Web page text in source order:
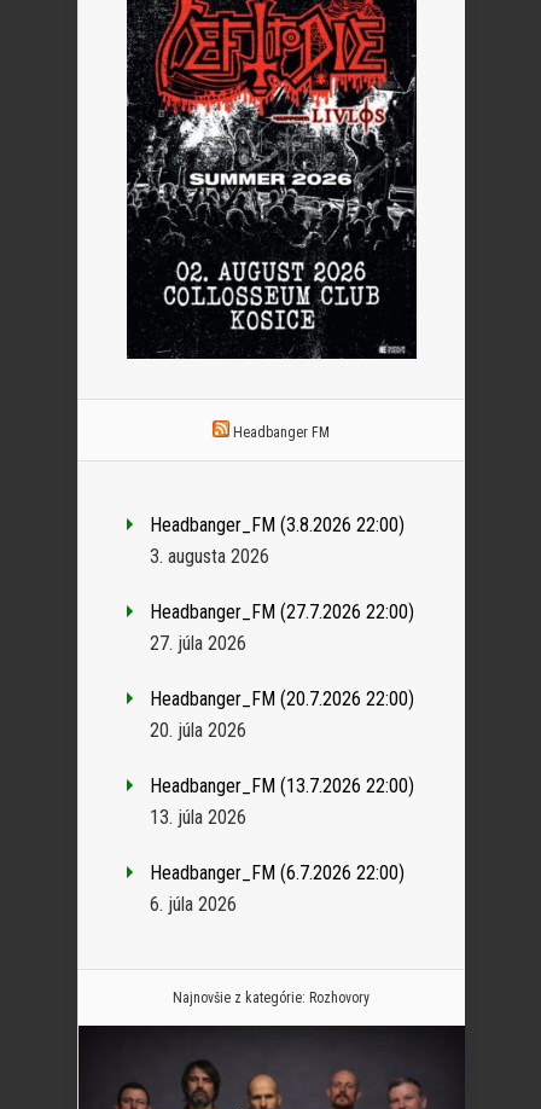
Headbanger FM
Headbanger_FM (3.8.2026 22:00)
3. augusta 2026
Headbanger_FM (27.7.2026 22:00)
27. júla 2026
Headbanger_FM (20.7.2026 22:00)
20. júla 2026
Headbanger_FM (13.7.2026 22:00)
13. júla 2026
Headbanger_FM (6.7.2026 22:00)
6. júla 2026
Najnovšie z kategórie: Rozhovory